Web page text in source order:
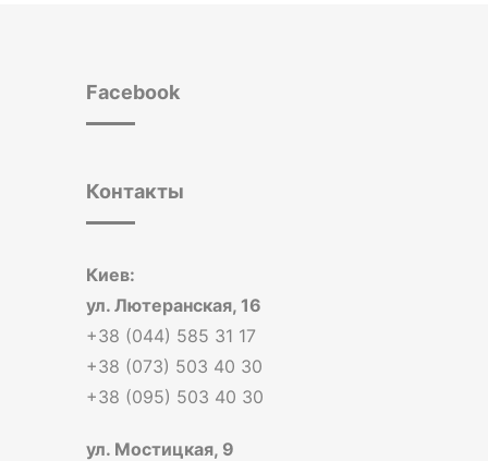
Facebook
Контакты
Киев:
ул. Лютеранская, 16
+38 (044) 585 31 17
+38 (073) 503 40 30
+38 (095) 503 40 30
ул. Мостицкая, 9